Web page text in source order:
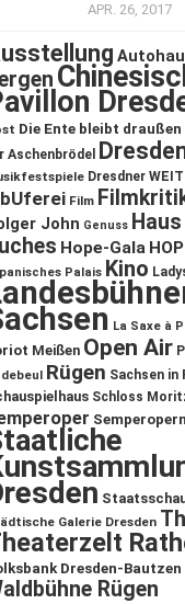
APR. 26, 2017
Die Ente bleibt draußen
Aschenbrödel
Dresdner
Film
John Genuss
Hope-Gala
Palais Kino
La Saxe à
Meißen Open Air
Rügen Sachsen in
Schloss
Galerie Dresden
Dresden-Bautzen
Rügen